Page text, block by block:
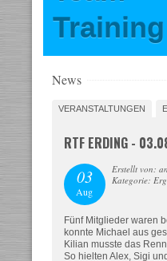
Training
News
VERANSTALTUNGEN
RTF ERDING -
03
Aug
Erstellt von:
Kategorie:
Fünf Mitglieder waren
konnte Michael aus
Kilian musste das
So hielten Alex, Sigi